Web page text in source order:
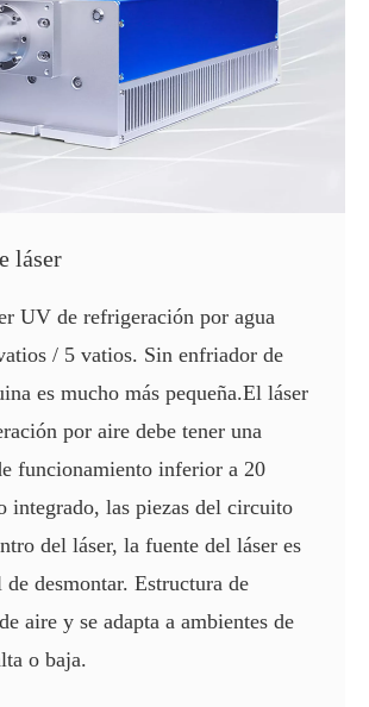
láser
UV de refrigeración por agua
/ 5 vatios. Sin enfriador de
es mucho más pequeña.El láser
por aire debe tener una
funcionamiento inferior a 20
integrado, las piezas del circuito
del láser, la fuente del láser es
desmontar. Estructura de
aire y se adapta a ambientes de
o baja.